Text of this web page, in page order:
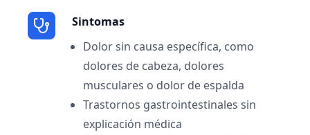
Sintomas
Dolor sin causa específica, como
dolores de cabeza, dolores
musculares o dolor de espalda
Trastornos gastrointestinales sin
explicación médica